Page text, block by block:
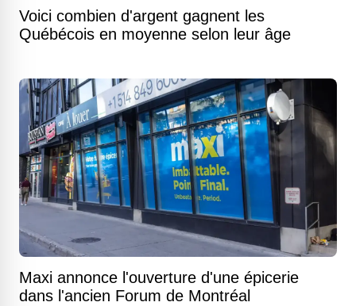
Voici combien d'argent gagnent les
Québécois en moyenne selon leur âge
Maxi annonce l'ouverture d'une épicerie
dans l'ancien Forum de Montréal